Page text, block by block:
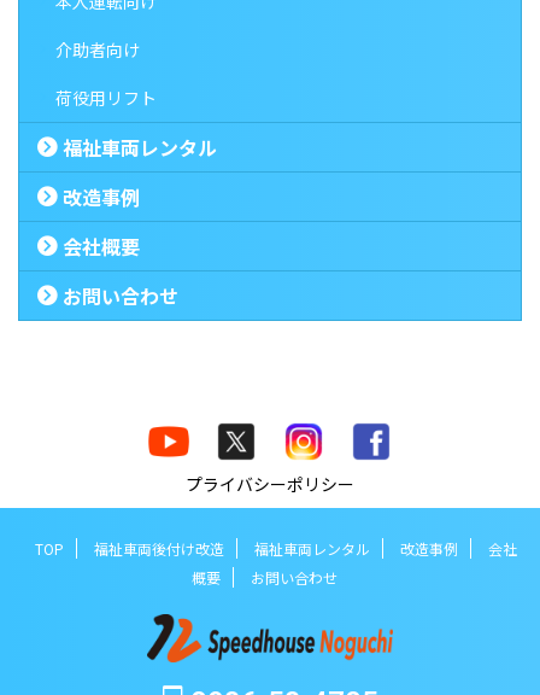
介助者向け
荷役用リフト
福祉車両レンタル
改造事例
会社概要
お問い合わせ
プライバシーポリシー
TOP 福祉車両後付け改造 福祉車両レンタル 改造事例
会社
概要
お問い合わせ